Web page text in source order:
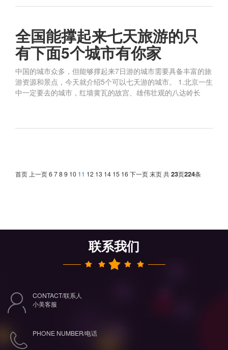
全国能撑起来七天旅游的只
有下面5个城市有你家
中国的城市众多，但能够撑起来7日游的城市需要具备丰富的旅
游资源和景点，今天就介绍5个可以七天游的城市。 1.北京一生
中一定要去的城市，红墙黄瓦的故宫、雄伟壮观的八达岭长
首页 上一页6789 10 11 12 13 14 15 16下一页末页共23页224条
联系我们
CONTACT/联系人
小美客服
PHONE NUMBER/电话